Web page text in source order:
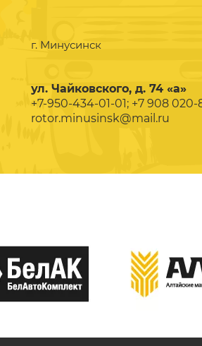
г. Минусинск
ул. Чайковского, д. 74 «а»
+7-950-434-01-01; +7 908 020-
rotor.minusinsk@mail.ru